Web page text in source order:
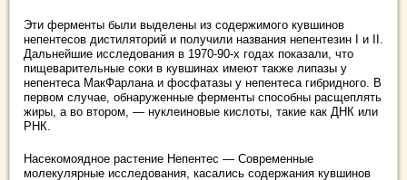
Эти ферменты были выделены из содержимого кувшинов
непентесов дистиляторий и получили названия непентезин I и II.
Дальнейшие исследования в 1970-90-х годах показали, что
пищеварительные соки в кувшинах имеют также липазы у
непентеса МакФарлана и фосфатазы у непентеса гибридного. В
первом случае, обнаруженные ферменты способны расщеплять
жиры, а во втором, — нуклеиновые кислоты, такие как ДНК или
РНК.
Насекомоядное растение Непентес — Современные
молекулярные исследования, касались содержания кувшинов